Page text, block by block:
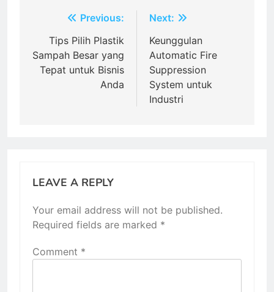
navigation
Previous:
Tips Pilih Plastik
Sampah Besar yang
Tepat untuk Bisnis
Anda
Next:
Keunggulan
Automatic Fire
Suppression
System untuk
Industri
LEAVE A REPLY
Your email address will not be published.
Required fields are marked *
Comment *